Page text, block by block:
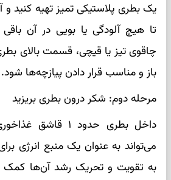
یک بطری پلاستیکی تمیز تهیه کنید و
تا هیچ آلودگی یا بویی در آن
چاقوی تیز یا قیچی، قسمت بالای
باز و مناسب قرار دادن پیازچه‌ها شود.
مرحله دوم: شکر درون بطری بریزید
داخل بطری حدود ۱
می‌تواند به عنوان یک منبع انرژی
به تقویت و تحریک رشد آن‌ها کمک